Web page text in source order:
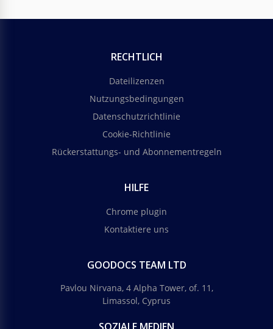
RECHTLICH
Dateilizenzen
Nutzungsbedingungen
Datenschutzrichtlinie
Cookie-Richtlinie
Rückerstattungs- und Abonnementregeln
HILFE
Chrome plugin
Kontaktiere uns
GOODOCS TEAM LTD
Pavlou Nirvana, 4 Alpha Tower, of. 11,
Limassol, Cyprus